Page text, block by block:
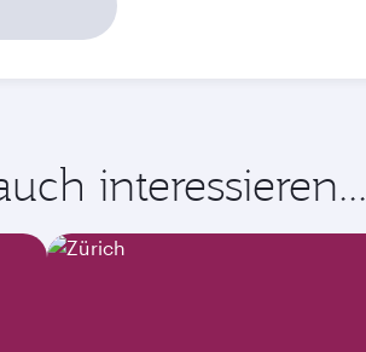
interessieren...